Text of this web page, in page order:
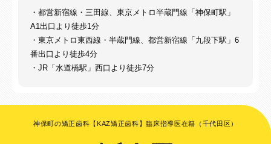
・都営新宿線・三田線、東京メトロ半蔵門線「神保町駅」
A1出口より徒歩1分
・東京メトロ東西線・半蔵門線、都営新宿線「九段下駅」6
番出口より徒歩4分
・JR「水道橋駅」西口より徒歩7分
神保町の矯正歯科【KAZ矯正歯科】臨床指導医在籍（千代田区）